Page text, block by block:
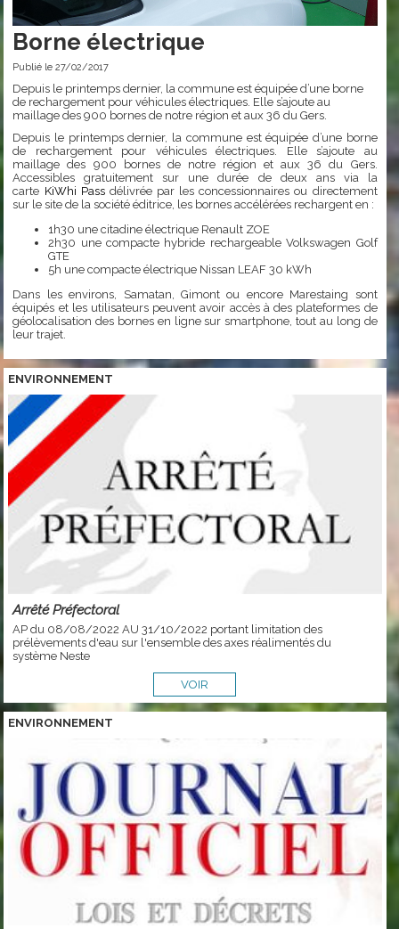
Borne électrique
Publié le 27/02/2017
Depuis le printemps dernier, la commune est équipée d’une borne
de rechargement pour véhicules électriques. Elle s’ajoute au
maillage des 900 bornes de notre région et aux 36 du Gers.
Depuis le printemps dernier, la commune est équipée d’une borne
de rechargement pour véhicules électriques. Elle s’ajoute au
maillage des 900 bornes de notre région et aux 36 du Gers.
Accessibles gratuitement sur une durée de deux ans via la
carte KiWhi Passdélivrée par les concessionnaires ou directement
sur le site de la société éditrice, les bornes accélérées rechargent en :
1h30 une citadine électrique Renault ZOE
2h30 une compacte hybride rechargeable Volkswagen Golf
GTE
5h une compacte électrique Nissan LEAF 30 kWh
Dans les environs, Samatan, Gimont ou encore Marestaing sont
équipés et les utilisateurs peuvent avoir accès à des plateformes de
géolocalisation des bornes en ligne sur smartphone, tout au long de
leur trajet.
ENVIRONNEMENT
Arrêté Préfectoral
AP du 08/08/2022 AU 31/10/2022 portant limitation des
prélèvements d'eau sur l'ensemble des axes réalimentés du
système Neste
VOIR
ENVIRONNEMENT